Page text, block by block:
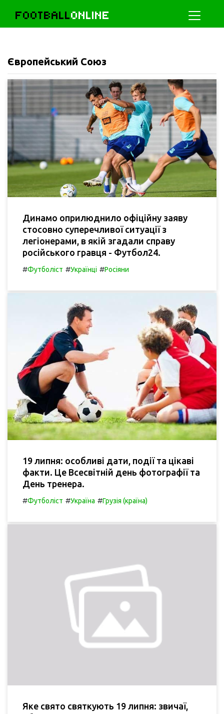
FOOTBALLONLINE
Європейський Союз
Динамо оприлюднило офіційну заяву
стосовно суперечливої ситуації з
легіонерами, в якій згадали справу
російського гравця - Футбол24.
#Футболіст #Українці #Росіяни
19 липня: особливі дати, події та цікаві
факти. Це Всесвітній день фотографії та
День тренера.
#Футболіст #Україна #Грузія (країна)
Яке свято святкують 19 липня: звичаї,